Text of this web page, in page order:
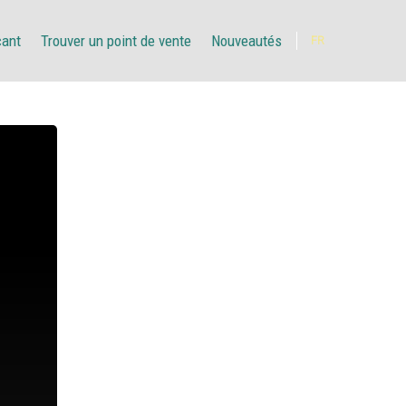
Trouver un point de vente Nouveautés FR